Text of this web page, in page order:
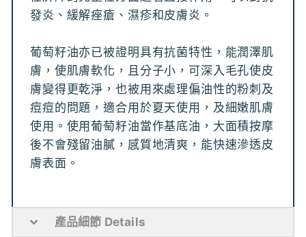
發炎、緩解痤瘡、濕疹和皮膚炎。
葡萄籽油亦已被證明具有抗菌特性，能潤澤肌
膚，使肌膚軟化，且分子小，可深入毛孔使皮
膚變得更乾淨，也被用來處理偏油性的粉刺及
痘痘的問題，適合用於夏天使用，及細嫩肌膚
使用。使用葡萄籽油當作基底油，大面積按摩
後不會殘留油膩，感質地清爽，能快速滲透皮
膚表面。
產品細節 Details